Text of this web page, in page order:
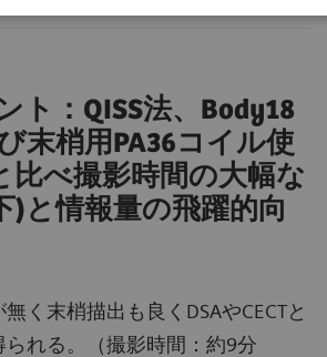
ト：QISS法、Body18
末梢用PA36コイル使
比べ撮影時間の大幅な
)と情報量の飛躍的向
く末梢描出も良くDSAやCECTと
られる。（撮影時間：約9分